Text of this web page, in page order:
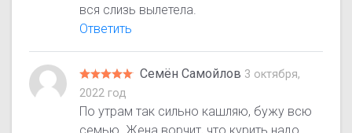
вся слизь вылетела.
Ответить
Семён Самойлов 3 октября,
2022 год
По утрам так сильно кашляю, бужу всю